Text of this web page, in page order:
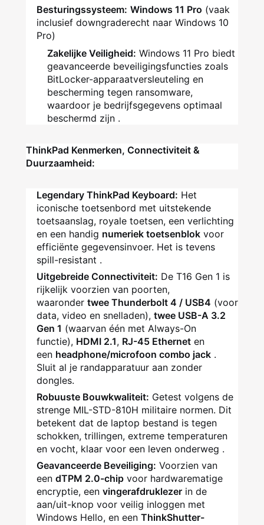
Besturingssysteem: Windows 11 Pro (vaak
inclusief downgraderecht naar Windows 10
Pro)
Zakelijke Veiligheid: Windows 11 Pro biedt
geavanceerde beveiligingsfuncties zoals
BitLocker-apparaatversleuteling en
bescherming tegen ransomware,
waardoor je bedrijfsgegevens optimaal
beschermd zijn .
ThinkPad Kenmerken, Connectiviteit &
Duurzaamheid:
Legendary ThinkPad Keyboard: Het
iconische toetsenbord met uitstekende
toetsaanslag, royale toetsen, een verlichting
en een handig numeriek toetsenblok voor
efficiënte gegevensinvoer. Het is tevens
spill-resistant .
Uitgebreide Connectiviteit: De T16 Gen 1 is
rijkelijk voorzien van poorten,
waaronder twee Thunderbolt 4 / USB4 (voor
data, video en snelladen), twee USB-A 3.2
Gen 1 (waarvan één met Always-On
functie), HDMI 2.1, RJ-45 Ethernet en
een headphone/microfoon combo jack .
Sluit al je randapparatuur aan zonder
dongles.
Robuuste Bouwkwaliteit: Getest volgens de
strenge MIL-STD-810H militaire normen. Dit
betekent dat de laptop bestand is tegen
schokken, trillingen, extreme temperaturen
en vocht, klaar voor een leven onderweg .
Geavanceerde Beveiliging: Voorzien van
een dTPM 2.0-chip voor hardwarematige
encryptie, een vingerafdruklezer in de
aan/uit-knop voor veilig inloggen met
Windows Hello, en een ThinkShutter-